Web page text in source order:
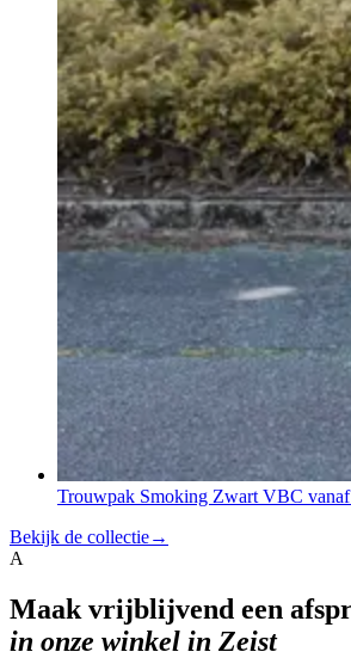
Trouwpak Smoking Zwart VBC
Bekijk de collectie→
A
Maak vrijblijvend een
in onze winkel in Zeist